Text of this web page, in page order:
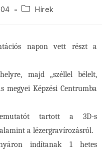
Hírek
napon vett részt a
majd „széllel bélelt,
megyei Képzési Centrumba
tartott a 3D-s
a lézergravírozásról.
indítanak 1 hetes